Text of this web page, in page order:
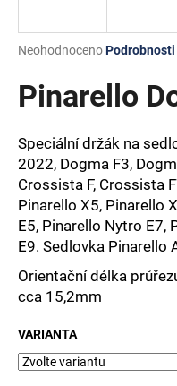
Průměrné
produktu
je
5
hvězdiček.
Neohodnoceno
Pinarello
Speciální držák na
2022, Dogma F3,
Crossista F, Crossista
Pinarello X5, Pinarello
E5, Pinarello Nytro E7,
E9. Sedlovka Pinarello
Orientační délka
cca 15,2mm
VARIANTA
j
t
HLEDAT
D
o
p
o
r